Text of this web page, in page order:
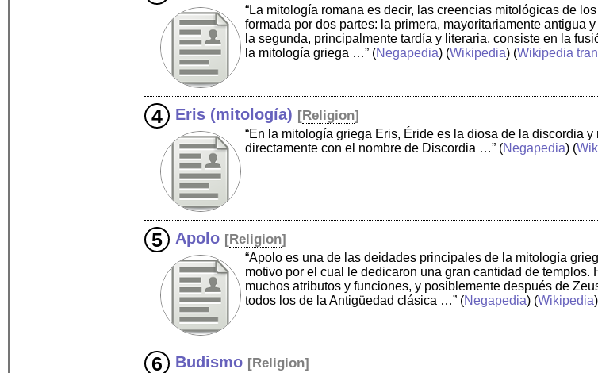
“La mitología romana es decir, las creencias mitológicas de
formada por dos partes: la primera, mayoritariamente antigua
la segunda, principalmente tardía y literaria, consiste en la
la mitología griega …” (Negapedia) (Wikipedia) (Wikipedia
Eris (mitología) [Religion]
“En la mitología griega Eris, Éride es la diosa de la discordia
directamente con el nombre de Discordia …” (Negapedia) (
Apolo [Religion]
“Apolo es una de las deidades principales de la mitología
motivo por el cual le dedicaron una gran cantidad de
muchos atributos y funciones, y posiblemente después de
todos los de la Antigüedad clásica …” (Negapedia) (Wikipedia
Budismo [Religion]